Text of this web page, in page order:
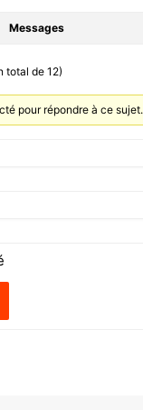
Messages
total de 12)
pour répondre à ce sujet.